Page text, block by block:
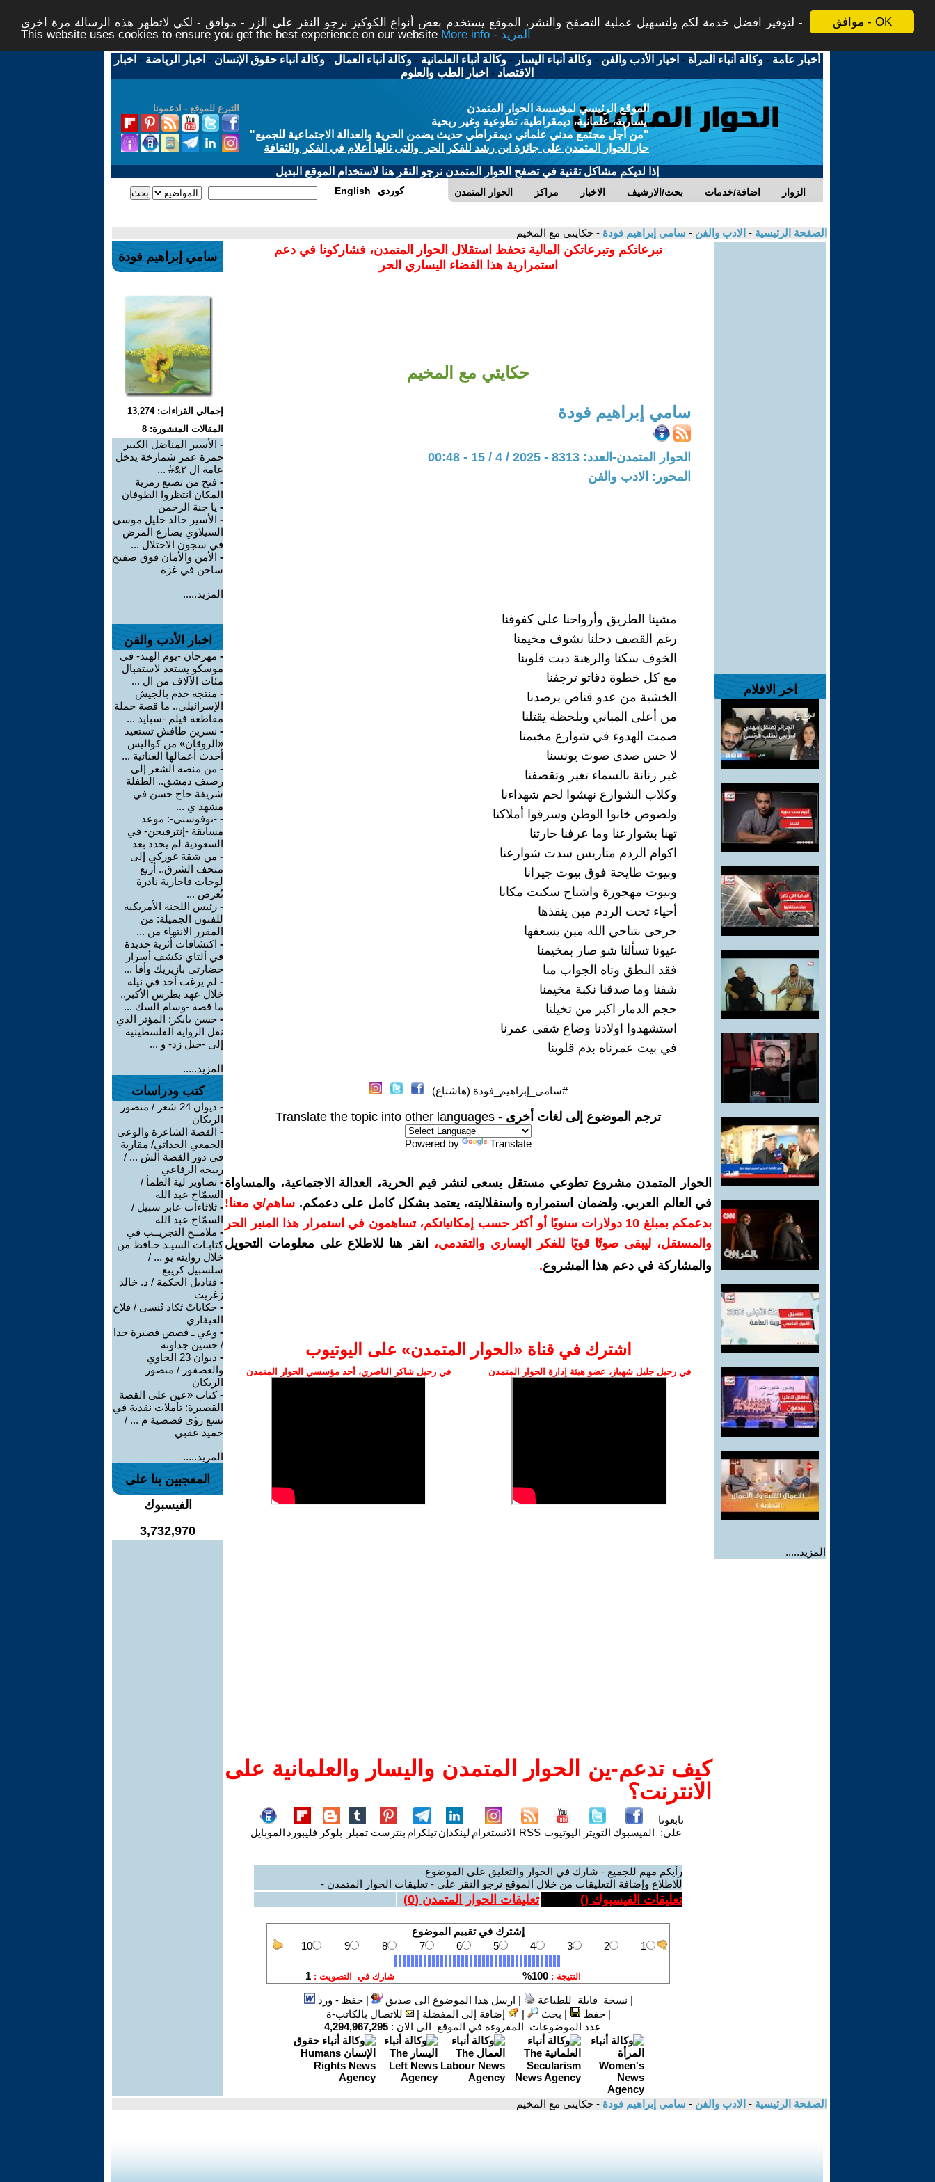
موافق - OK
لتوفير افضل خدمة لكم ولتسهيل عملية التصفح والنشر، الموقع يستخدم بعض أنواع الكوكيز نرجو النقر على الزر - موافق - لكي لاتظهر هذه الرسالة مرة اخرى -
This website uses cookies to ensure you get the best experience on our website
More info - المزيد
أخبار عامة -وكالة أنباء المرأة - اخبار الأدب والفن -وكالة أنباء اليسار -وكالة أنباء العلمانية -وكالة أنباء العمال -وكالة أنباء حقوق الإنسان - اخبار الرياضة - اخبار
الاقتصاد - اخبار الطب والعلوم
التبرع للموقع - ادعمونا
الموقع الرئيسي لمؤسسة الحوار المتمدن
يسارية، علمانية، ديمقراطية، تطوعية وغير ربحية
"من أجل مجتمع مدني علماني ديمقراطي حديث يضمن الحرية والعدالة الاجتماعية للجميع"
حاز الحوار المتمدن على جائزة ابن رشد للفكر الحر والتى نالها أعلام في الفكر والثقافة
إذا لديكم مشاكل تقنية في تصفح الحوار المتمدن نرجو النقر هنا لاستخدام الموقع البديل
الحوار المتمدن مراكز الاخبار بحث/الارشيف اضافة/خدمات الزوار English كوردي
الصفحة الرئيسية - الادب والفن - سامي إبراهيم فودة - حكايتي مع المخيم
اخر الافلام
المزيد.....
تبرعاتكم وتبرعاتكن المالية تحفظ استقلال الحوار المتمدن، فشاركونا في دعم
استمرارية هذا الفضاء اليساري الحر
حكايتي مع المخيم
سامي إبراهيم فودة
الحوار المتمدن-العدد: 8313 - 2025 / 4 / 15 - 00:48
المحور: الادب والفن
مشينا الطريق وأرواحنا على كفوفنا
رغم القصف دخلنا نشوف مخيمنا
الخوف سكنا والرهبة دبت قلوبنا
مع كل خطوة دقاتو ترجفنا
الخشية من عدو قناص يرصدنا
من أعلى المباني وبلحظة يقتلنا
صمت الهدوء في شوارع مخيمنا
لا حس صدى صوت يونسنا
غير زنانة بالسماء تغير وتقصفنا
وكلاب الشوارع نهشوا لحم شهداءنا
ولصوص خانوا الوطن وسرقوا أملاكنا
تهنا بشوارعنا وما عرفنا حارتنا
اكوام الردم متاريس سدت شوارعنا
وبيوت طايحة فوق بيوت جيرانا
وبيوت مهجورة واشباح سكنت مكانا
أحياء تحت الردم مين ينقذها
جرحى بتناجي الله مين يسعفها
عيونا تسألنا شو صار بمخيمنا
فقد النطق وتاه الجواب منا
شفنا وما صدقنا نكبة مخيمنا
حجم الدمار اكبر من تخيلنا
استشهدوا اولادنا وضاع شقى عمرنا
في بيت عمرناه بدم قلوبنا
#سامي_إبراهيم_فودة (هاشتاغ)
ترجم الموضوع إلى لغات أخرى - Translate the topic into other languages
Powered by Translate
الحوار المتمدن مشروع تطوعي مستقل يسعى لنشر قيم الحرية، العدالة الاجتماعية، والمساواة
في العالم العربي. ولضمان استمراره واستقلاليته، يعتمد بشكل كامل على دعمكم. ساهم/ي معنا!
بدعمكم بمبلغ 10 دولارات سنويًا أو أكثر حسب إمكانياتكم، تساهمون في استمرار هذا المنبر الحر
والمستقل، ليبقى صوتًا قويًا للفكر اليساري والتقدمي،
انقر هنا للاطلاع على معلومات التحويل
والمشاركة في دعم هذا المشروع.
اشترك في قناة ‫«الحوار المتمدن» على اليوتيوب
في رحيل جليل شهباز، عضو هيئة إدارة الحوار المتمدن في رحيل شاكر الناصري، أحد مؤسسي الحوار المتمدن
كيف تدعم-ين الحوار المتمدن واليسار والعلمانية على
الانترنت؟
تابعونا
على: الفيسبوك التويتر اليوتيوب RSS الانستغرام لينكدإنتيلكرام بنترست تمبلر بلوكر فليبورد الموبايل
رأيكم مهم للجميع - شارك في الحوار والتعليق على الموضوع
للاطلاع وإضافة التعليقات من خلال الموقع نرجو النقر على - تعليقات الحوار المتمدن -
تعليقات الفيسبوك () تعليقات الحوار المتمدن (0
)
| نسخة قابلة للطباعة | ارسل هذا الموضوع الى صديق |حفظ - ورد
|حفظ | بحث | إضافة إلى المفضلة |
للاتصال بالكاتب-ة
عدد الموضوعات المقروءة في الموقع الى الان : 4,294,967,295
سامي إبراهيم فودة
إجمالي القراءات: 13,274
المقالات المنشورة: 8
- الأسير المناضل الكبير
حمزة عمر شمارخة يدخل
عامة ال ٢&# ...
- فتح من تصنع رمزية
المكان انتظروا الطوفان
- يا جنة الرحمن
- الأسير خالد خليل موسى
السيلاوي يصارع المرض
في سجون الاحتلال ...
- الأمن والأمان فوق صفيح
ساخن في غزة
المزيد.....
اخبار الأدب والفن
- مهرجان -يوم الهند- في
موسكو يستعد لاستقبال
مئات الآلاف من ال ...
- منتجه خدم بالجيش
الإسرائيلي.. ما قصة حملة
مقاطعة فيلم -سبايد ...
- نسرين طافش تستعيد
«الروقان» من كواليس
أحدث أعمالها الغنائية ...
- من منصة الشعر إلى
رصيف دمشق.. الطفلة
شريفة حاج حسن في
مشهد ي ...
- -نوفوستي-: موعد
مسابقة -إنترفيجن- في
السعودية لم يحدد بعد
- من شقة غوركي إلى
متحف الشرق.. أربع
لوحات قاجارية نادرة
تُعرض ...
- رئيس اللجنة الأمريكية
للفنون الجميلة: من
المقرر الانتهاء من ...
- اكتشافات أثرية جديدة
في ألتاي تكشف أسرار
حضارتي بازيريك وأفا ...
- لم يرغب أحد في نيله
خلال عهد بطرس الأكبر..
ما قصة -وسام السك ...
- حسن بايكر: المؤثر الذي
نقل الرواية الفلسطينية
إلى -جيل زد- و ...
المزيد.....
كتب ودراسات
-
ديوان 24 شعر / منصور
الريكان
- القصة الشاعرة والوعي
الجمعي الحداثي/ مقاربة
في دور القصة الش ... /
ربيحة الرفاعي
- تصاوير لية الظمأ /
السمّاح عبد الله
- ثلاثاءات عابر سبيل /
السمّاح عبد الله
- ملامــح التجريــب في
كتابـات السيـد حـافظ من
خلال روايته يو ... /
سلسبيل كريبع
- قناديل الحكمة / د. خالد
زغريت
- حكاياتْ تَكاد تُنسى / فلاح
العيفاري
- وعي ـ قصص قصيرة جدا
/ حسين جداونه
-
ديوان 23 الحاوي
والعصفور / منصور
الريكان
-كتاب «عين على القصة
القصيرة: تأملات نقدية في
تسع رؤى قصصية م ... /
حميد عقبي
المزيد.....
المعجبين بنا على
الفيسبوك
3,732,970
الصفحة الرئيسية - الادب والفن - سامي إبراهيم فودة - حكايتي مع المخيم